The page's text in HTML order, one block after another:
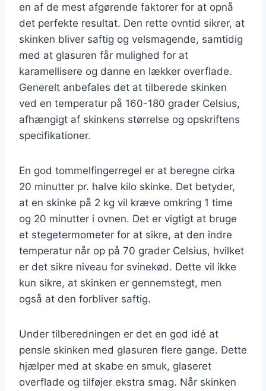
en af de mest afgørende faktorer for at opnå
det perfekte resultat. Den rette ovntid sikrer, at
skinken bliver saftig og velsmagende, samtidig
med at glasuren får mulighed for at
karamellisere og danne en lækker overflade.
Generelt anbefales det at tilberede skinken
ved en temperatur på 160-180 grader Celsius,
afhængigt af skinkens størrelse og opskriftens
specifikationer.
En god tommelfingerregel er at beregne cirka
20 minutter pr. halve kilo skinke. Det betyder,
at en skinke på 2 kg vil kræve omkring 1 time
og 20 minutter i ovnen. Det er vigtigt at bruge
et stegetermometer for at sikre, at den indre
temperatur når op på 70 grader Celsius, hvilket
er det sikre niveau for svinekød. Dette vil ikke
kun sikre, at skinken er gennemstegt, men
også at den forbliver saftig.
Under tilberedningen er det en god idé at
pensle skinken med glasuren flere gange. Dette
hjælper med at skabe en smuk, glaseret
overflade og tilføjer ekstra smag. Når skinken